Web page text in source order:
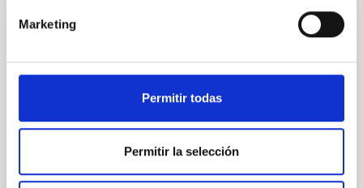
Marketing
Permitir todas
Permitir la selección
PUBLICACIÓN
Atacama Large Aperture Submillimeter
Telescope (AtLAST) science: Surveying
the distant Universe
During the most active period of star formation in
galaxies, which occurs in the redshift range 1 < z < 3,